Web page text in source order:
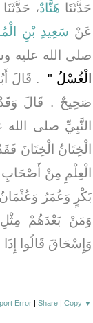
حَدَّثَنَا هَنَّادٌ، حَدَّثَنَا
عَنْ سَعِيدِ بْنِ
صلى الله عليه
الْغُسْلُ ‏"
‏.‏ قَالَ
صَحِيحٌ ‏.‏ قَالَ
النَّبِيِّ صلى
الْخِتَانُ الْخِتَانَ
الْعِلْمِ مِنْ أَصْحَابِ
بَكْرٍ وَعُمَرُ
وَمَنْ بَعْدَهُمْ
وَإِسْحَاقَ قَالُوا
Error |Share |Copy ▼